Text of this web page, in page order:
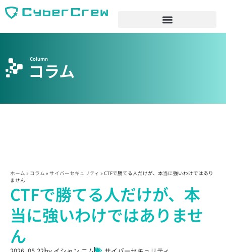
コラム
Column
ホーム » コラム » サイバーセキュリティ » CTFで勝てる人だけが、本当に強いわけではあり
ません
CTFで勝てる人だけが、本
当に強いわけではありませ
ん